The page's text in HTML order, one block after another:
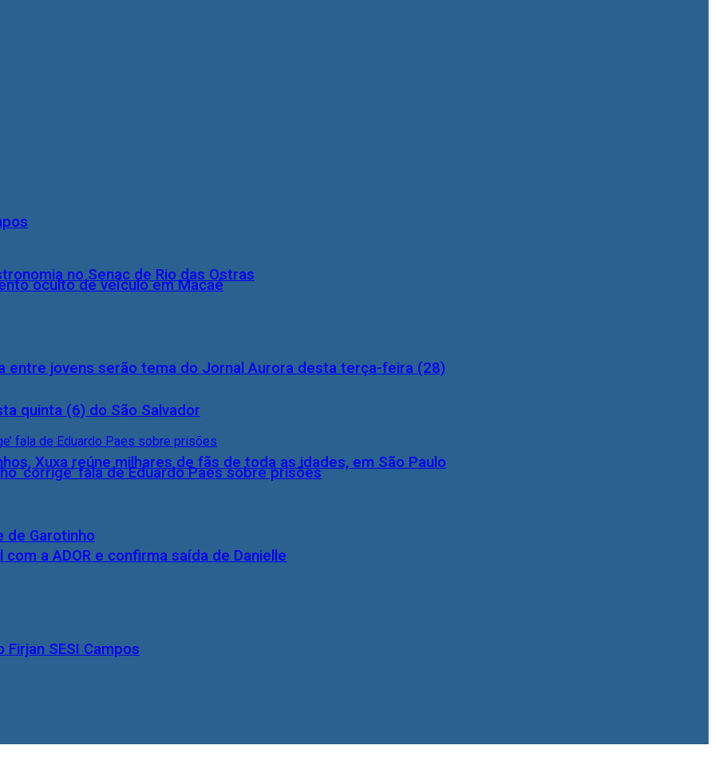
no Senac de Rio das Ostras
entre jovens serão tema do Jornal Aurora desta terça-feira (28)
Xuxa reúne milhares de fãs de toda as idades, em São Paulo
a ADOR e confirma saída de Danielle
Firjan SESI Campos
oculto de veículo em Macaé
quinta (6) do São Salvador
‘corrige’ fala de Eduardo Paes sobre prisões
de Garotinho